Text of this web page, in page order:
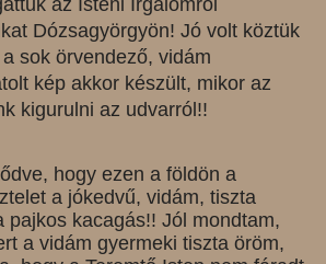
az Isteni Irgalomról
Dózsagyörgyön! Jó volt köztük
sok örvendező, vidám
kép akkor készült, mikor az
kigurulni az udvarról!!
hogy ezen a földön a
a jókedvű, vidám, tiszta
pajkos kacagás!! Jól mondtam,
a vidám gyermeki tiszta öröm,